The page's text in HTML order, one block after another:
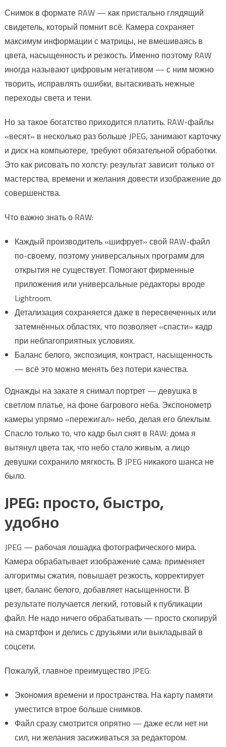
Снимок в формате RAW — как пристально глядящий
свидетель, который помнит всё. Камера сохраняет
максимум информации с матрицы, не вмешиваясь в
цвета, насыщенность и резкость. Именно поэтому RAW
иногда называют цифровым негативом — с ним можно
творить, исправлять ошибки, вытаскивать нежные
переходы света и тени.
Но за такое богатство приходится платить. RAW-файлы
«весят» в несколько раз больше JPEG, занимают карточку
и диск на компьютере, требуют обязательной обработки.
Это как рисовать по холсту: результат зависит только от
мастерства, времени и желания довести изображение до
совершенства.
Что важно знать о RAW:
Каждый производитель «шифрует» свой RAW-файл
по-своему, поэтому универсальных программ для
открытия не существует. Помогают фирменные
приложения или универсальные редакторы вроде
Lightroom.
Детализация сохраняется даже в пересвеченных или
затемнённых областях, что позволяет «спасти» кадр
при неблагоприятных условиях.
Баланс белого, экспозиция, контраст, насыщенность
— всё это можно менять без потери качества.
Однажды на закате я снимал портрет — девушка в
светлом платье, на фоне багрового неба. Экспонометр
камеры упрямо «пережигал» небо, делая его блеклым.
Спасло только то, что кадр был снят в RAW: дома я
вытянул цвета так, что небо стало живым, а лицо
девушки сохранило мягкость. В JPEG никакого шанса не
было.
JPEG: просто, быстро,
удобно
JPEG — рабочая лошадка фотографического мира.
Камера обрабатывает изображение сама: применяет
алгоритмы сжатия, повышает резкость, корректирует
цвет, баланс белого, добавляет насыщенности. В
результате получается легкий, готовый к публикации
файл. Не надо ничего обрабатывать — просто скопируй
на смартфон и делись с друзьями или выкладывай в
соцсети.
Пожалуй, главное преимущество JPEG:
Экономия времени и пространства. На карту памяти
уместится втрое больше снимков.
Файл сразу смотрится опрятно — даже если нет ни
сил, ни желания засиживаться за редактором.